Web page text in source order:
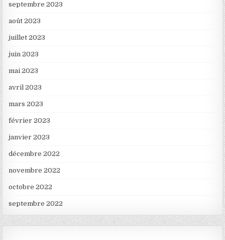
septembre 2023
août 2023
juillet 2023
juin 2023
mai 2023
avril 2023
mars 2023
février 2023
janvier 2023
décembre 2022
novembre 2022
octobre 2022
septembre 2022